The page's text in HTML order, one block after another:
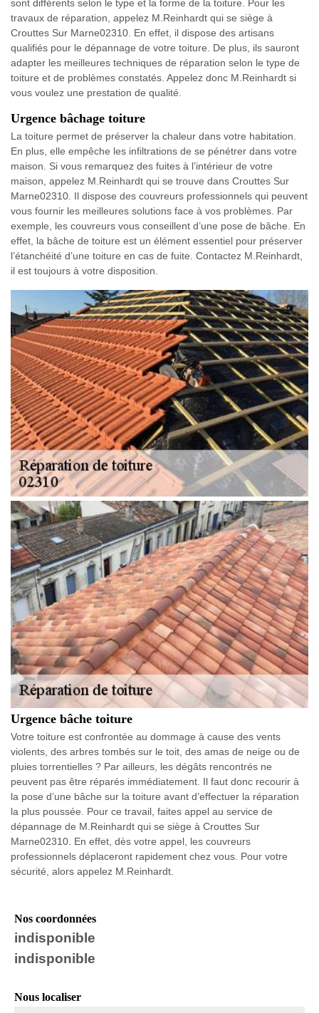
sont différents selon le type et la forme de la toiture. Pour les
travaux de réparation, appelez M.Reinhardt qui se siège à
Crouttes Sur Marne02310. En effet, il dispose des artisans
qualifiés pour le dépannage de votre toiture. De plus, ils sauront
adapter les meilleures techniques de réparation selon le type de
toiture et de problèmes constatés. Appelez donc M.Reinhardt si
vous voulez une prestation de qualité.
Urgence bâchage toiture
La toiture permet de préserver la chaleur dans votre habitation.
En plus, elle empêche les infiltrations de se pénétrer dans votre
maison. Si vous remarquez des fuites à l’intérieur de votre
maison, appelez M.Reinhardt qui se trouve dans Crouttes Sur
Marne02310. Il dispose des couvreurs professionnels qui peuvent
vous fournir les meilleures solutions face à vos problèmes. Par
exemple, les couvreurs vous conseillent d’une pose de bâche. En
effet, la bâche de toiture est un élément essentiel pour préserver
l’étanchéité d’une toiture en cas de fuite. Contactez M.Reinhardt,
il est toujours à votre disposition.
Urgence bâche toiture
Votre toiture est confrontée au dommage à cause des vents
violents, des arbres tombés sur le toit, des amas de neige ou de
pluies torrentielles ? Par ailleurs, les dégâts rencontrés ne
peuvent pas être réparés immédiatement. Il faut donc recourir à
la pose d’une bâche sur la toiture avant d’effectuer la réparation
la plus poussée. Pour ce travail, faites appel au service de
dépannage de M.Reinhardt qui se siège à Crouttes Sur
Marne02310. En effet, dès votre appel, les couvreurs
professionnels déplaceront rapidement chez vous. Pour votre
sécurité, alors appelez M.Reinhardt.
Nos coordonnées
indisponible
indisponible
Nous localiser